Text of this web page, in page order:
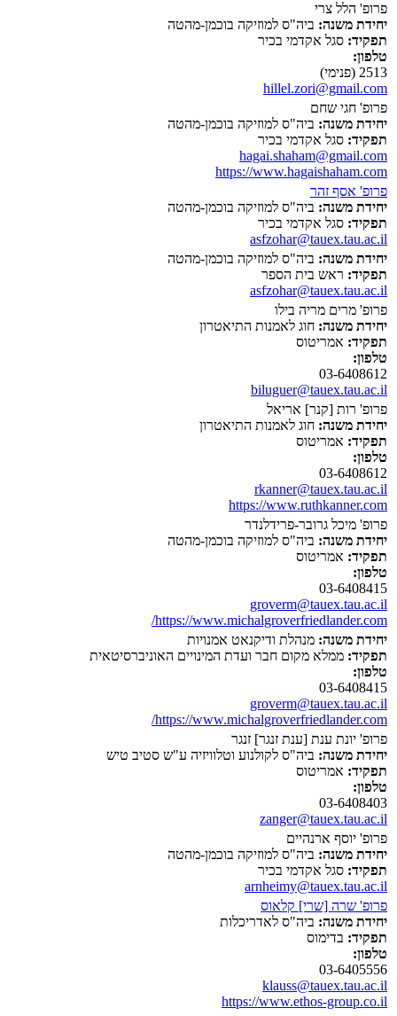
פרופ' הלל צרי
יחידת משנה: ביה"ס למוזיקה בוכמן-מהטה
תפקיד: סגל אקדמי בכיר
טלפון:
2513 (פנימי)
hillel.zori@gmail.com
פרופ' חגי שחם
יחידת משנה: ביה"ס למוזיקה בוכמן-מהטה
תפקיד: סגל אקדמי בכיר
hagai.shaham@gmail.com
https://www.hagaishaham.com
פרופ' אסף זהר
יחידת משנה: ביה"ס למוזיקה בוכמן-מהטה
תפקיד: סגל אקדמי בכיר
asfzohar@tauex.tau.ac.il
יחידת משנה: ביה"ס למוזיקה בוכמן-מהטה
תפקיד: ראש בית הספר
asfzohar@tauex.tau.ac.il
פרופ' מרים מריה בילו
יחידת משנה: חוג לאמנות התיאטרון
תפקיד: אמריטוס
טלפון:
03-6408612
biluguer@tauex.tau.ac.il
פרופ' רות [קנר] אריאל
יחידת משנה: חוג לאמנות התיאטרון
תפקיד: אמריטוס
טלפון:
03-6408612
rkanner@tauex.tau.ac.il
https://www.ruthkanner.com
פרופ' מיכל גרובר-פרידלנדר
יחידת משנה: ביה"ס למוזיקה בוכמן-מהטה
תפקיד: אמריטוס
טלפון:
03-6408415
groverm@tauex.tau.ac.il
https://www.michalgroverfriedlander.com/
יחידת משנה: מנהלת ודיקנאט אמנויות
תפקיד: ממלא מקום חבר ועדת המינויים האוניברסיטאית
טלפון:
03-6408415
groverm@tauex.tau.ac.il
https://www.michalgroverfriedlander.com/
פרופ' יונת ענת [ענת זנגר] זנגר
יחידת משנה: ביה"ס לקולנוע וטלוויזיה ע"ש סטיב טיש
תפקיד: אמריטוס
טלפון:
03-6408403
zanger@tauex.tau.ac.il
פרופ' יוסף ארנהיים
יחידת משנה: ביה"ס למוזיקה בוכמן-מהטה
תפקיד: סגל אקדמי בכיר
arnheimy@tauex.tau.ac.il
פרופ' שרה [שרי] קלאוס
יחידת משנה: ביה"ס לאדריכלות
תפקיד: בדימוס
טלפון:
03-6405556
klauss@tauex.tau.ac.il
https://www.ethos-group.co.il